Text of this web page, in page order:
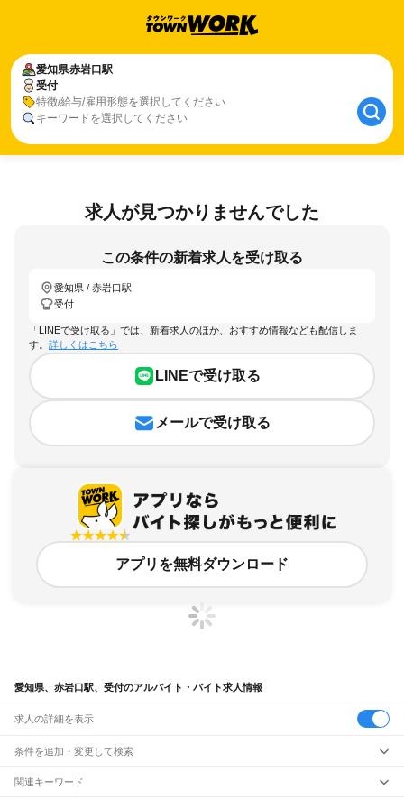
愛知県赤岩口駅
受付
特徴/給与/雇用形態を選択してください
キーワードを選択してください
求人が見つかりませんでした
この条件の新着求人を受け取る
愛知県 / 赤岩口駅
受付
「LINEで受け取る」では、新着求人のほか、おすすめ情報なども配信しま
す。 詳しくはこちら
LINEで受け取る
メールで受け取る
アプリを無料ダウンロード
愛知県、赤岩口駅、受付のアルバイト・バイト求人情報
求人の詳細を表示
条件を追加・変更して検索
市区町村を追加・変更
関連キーワード